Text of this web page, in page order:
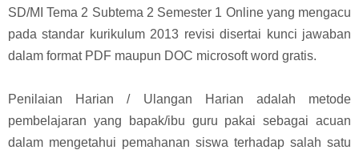
SD/MI Tema 2 Subtema 2 Semester 1 Online yang mengacu
pada standar kurikulum 2013 revisi disertai kunci jawaban
dalam format PDF maupun DOC microsoft word gratis.
Penilaian Harian / Ulangan Harian adalah metode
pembelajaran yang bapak/ibu guru pakai sebagai acuan
dalam mengetahui pemahanan siswa terhadap salah satu